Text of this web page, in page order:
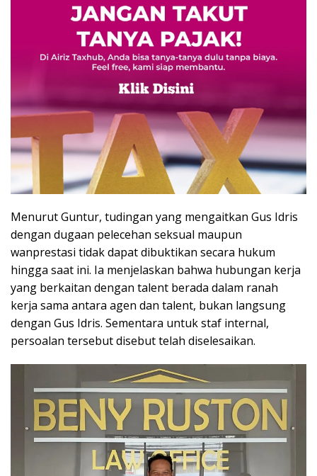
Menurut Guntur, tudingan yang mengaitkan Gus Idris
dengan dugaan pelecehan seksual maupun
wanprestasi tidak dapat dibuktikan secara hukum
hingga saat ini. Ia menjelaskan bahwa hubungan kerja
yang berkaitan dengan talent berada dalam ranah
kerja sama antara agen dan talent, bukan langsung
dengan Gus Idris. Sementara untuk staf internal,
persoalan tersebut disebut telah diselesaikan.